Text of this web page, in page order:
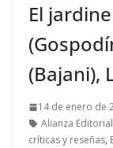
El
(Bajani),
14 de enero de
Alianza Editorial
críticas y reseñas,